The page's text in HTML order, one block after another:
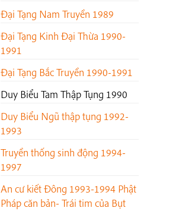
Đại Tạng Nam Truyền 1989
Đại Tạng Kinh Đại Thừa 1990-
1991
Đại Tạng Bắc Truyền 1990-1991
Duy Biểu Tam Thập Tụng 1990
Duy Biểu Ngũ thập tụng 1992-
1993
Truyền thống sinh động 1994-
1997
An cư kiết Đông 1993-1994 Phật
Pháp căn bản- Trái tim của Bụt